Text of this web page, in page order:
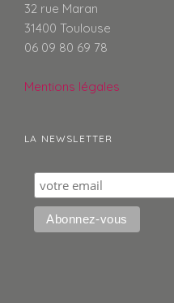
32 rue Maran
31400 Toulouse
06 09 80 69 78
Mentions légales
LA NEWSLETTER